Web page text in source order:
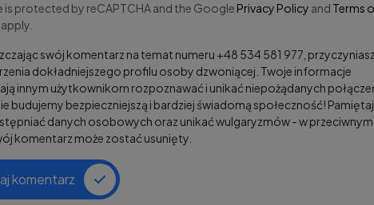
is protected by reCAPTCHA and the Google Privacy Policy and Terms
apply.
swój komentarz na temat numeru +48 534 581 977,
dokładniejszego profilu osoby dzwoniącej. Twoje informacje
innym użytkownikom rozpoznawać i unikać niepożądanych
budujemy bezpieczniejszą i bardziej świadomą społeczność!
danych osobowych oraz unikać wulgaryzmów - w przeciwnym
komentarz może zostać usunięty.
komentarz